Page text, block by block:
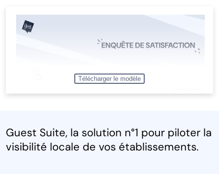
Télécharger le modèle
Guest Suite, la solution n°1 pour piloter la
visibilité locale de vos établissements.